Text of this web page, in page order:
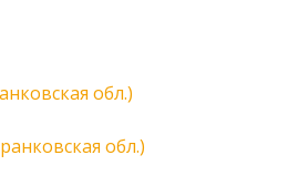
обл.)
обл.)